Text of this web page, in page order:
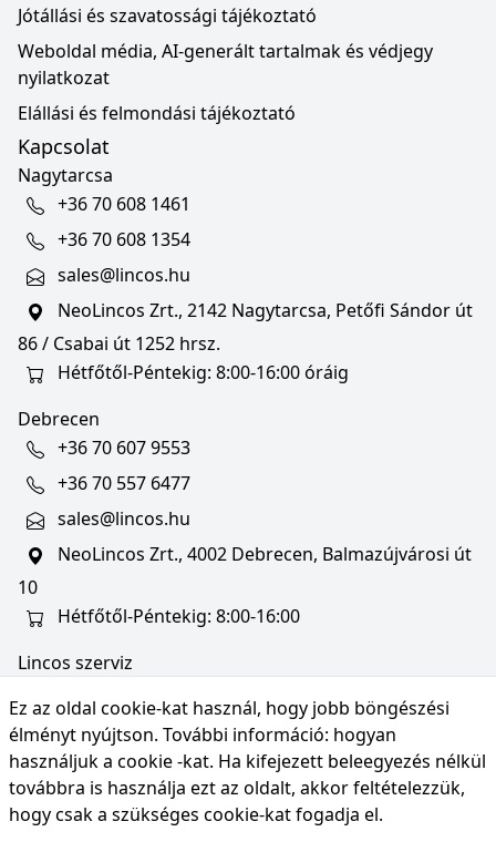
Ez az oldal cookie-kat használ, hogy jobb böngészési
élményt nyújtson. További információ: hogyan
használjuk a cookie -kat. Ha kifejezett beleegyezés nélkül
továbbra is használja ezt az oldalt, akkor feltételezzük,
hogy csak a szükséges cookie-kat fogadja el.
Jótállási és szavatossági tájékoztató
Weboldal média, AI-generált tartalmak és védjegy
nyilatkozat
Elállási és felmondási tájékoztató
Kapcsolat
Nagytarcsa
+36 70 608 1461
+36 70 608 1354
sales@lincos.hu
NeoLincos Zrt., 2142 Nagytarcsa, Petőfi Sándor út
86 / Csabai út 1252 hrsz.
Hétfőtől-Péntekig: 8:00-16:00 óráig
Debrecen
+36 70 607 9553
+36 70 557 6477
sales@lincos.hu
NeoLincos Zrt., 4002 Debrecen, Balmazújvárosi út
10
Hétfőtől-Péntekig: 8:00-16:00
Lincos szerviz
NeoLincos Zrt., 4002 Debrecen, Balmazújvárosi út
10
Nyitvatartás: hétfő-péntek 8:00-16:00